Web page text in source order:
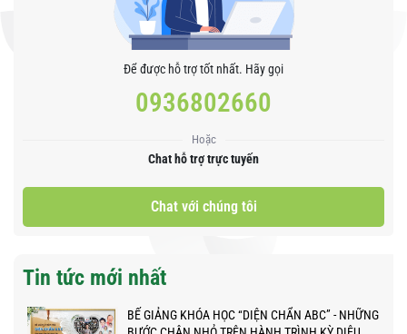
Để được hỗ trợ tốt nhất. Hãy gọi
0936802660
Hoặc
Chat hỗ trợ trực tuyến
Chat với chúng tôi
Tin tức mới nhất
BẾ GIẢNG KHÓA HỌC “DIỆN CHẨN ABC” - NHỮNG